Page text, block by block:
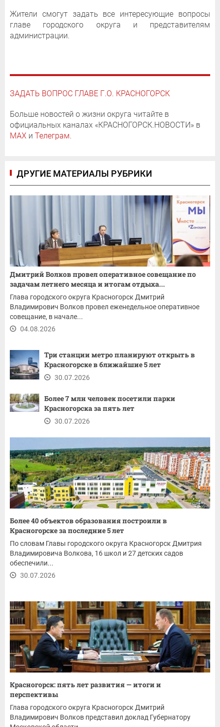
Жители смогут задать все интересующие вопросы
главе городского округа и представителям
администрации.
ЗАДАТЬ ВОПРОС ГЛАВЕ Г.О. КРАСНОГОРСК
Больше новостей о жизни округа читайте в
официальных каналах «КРАСНОГОРСК.НОВОСТИ» в
MAX и Телеграм.
ДРУГИЕ МАТЕРИАЛЫ РУБРИКИ
Дмитрий Волков провел оперативное совещание по
задачам летнего месяца и итогам отдыха...
Глава городского округа Красногорск Дмитрий
Владимирович Волков провел еженедельное оперативное
совещание, в начале...
04.08.2026
Три станции метро планируют открыть в
Красногорске в ближайшие 5 лет
30.07.2026
Более 7 млн человек посетили парки
Красногорска за пять лет
30.07.2026
Более 40 объектов образования построили в
Красногорске за последние 5 лет
По словам Главы городского округа Красногорск Дмитрия
Владимировича Волкова, 16 школ и 27 детских садов
обеспечили...
30.07.2026
Красногорск: пять лет развития — итоги и
перспективы
Глава городского округа Красногорск Дмитрий
Владимирович Волков представил доклад Губернатору